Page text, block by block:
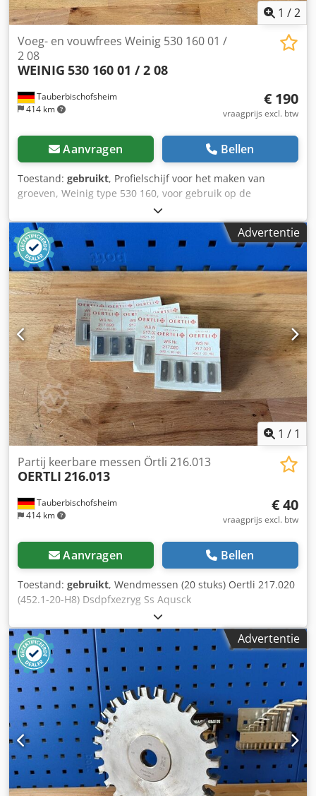
1 /2
Tauberbischofsheim
414 km
Voeg- en vouwfrees Weinig 530 160 01 /
2 08
WEINIG 530 160 01 / 2 08
€ 190
vraagprijs excl. btw
Aanvragen Bellen
Toestand: gebruikt, Profielschijf voor het maken van
groeven, Weinig type 530 160, voor gebruik op de
vlakspindel van Weinig-vlakbanken. Technische gegevens:
- Mes: WP Z2 V2 - Diameter cirkel: 160 mm - Boorgat: 40
mm Dsdpfozryhijx Aquock - Lengte: 17 mm - Materiaal:
staal - Markering: MEC
Advertentie
1 / 1
Tauberbischofsheim
414 km
Partij keerbare messen Örtli 216.013
OERTLI 216.013
€ 40
vraagprijs excl. btw
Aanvragen Bellen
Toestand: gebruikt, Wendmessen (20 stuks) Oertli 217.020
(452.1-20-H8) Dsdpfxezryg Ss Aqusck
Advertentie